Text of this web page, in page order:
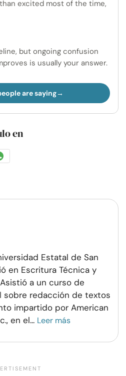
excited most of the time,
but ongoing confusion
is usually your answer.
are saying
en
Compartir
Estatal de San
en Escritura Técnica y
a un curso de
sobre redacción de textos
impartido por American
en el... Leer más